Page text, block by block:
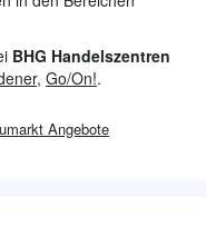
und Baumarkt. Das
ist auf den
Handwerker
BHG Handelszentren
, Go/On!.
Angebote